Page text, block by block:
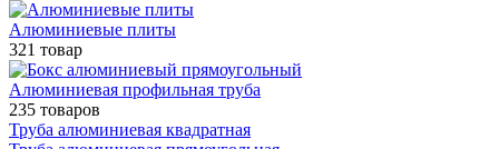
Алюминиевые плиты
321 товар
Алюминиевая профильная труба
235 товаров
Труба алюминиевая квадратная